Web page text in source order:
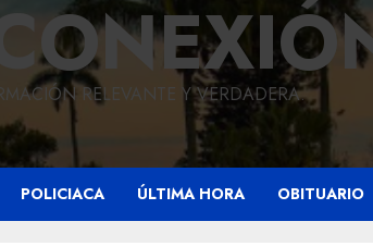
RELEVANTE Y VERDADERA.
POLICIACA ÚLTIMA HORA OBITUARIO